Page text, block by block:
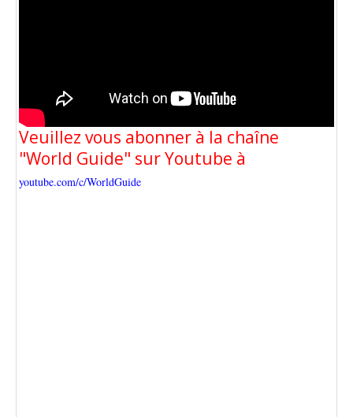
Veuillez vous abonner à la chaîne
"World Guide" sur Youtube à
youtube.com/c/WorldGuide